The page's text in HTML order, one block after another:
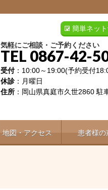
簡単ネッ
気軽にご相談・ご予約ください
TEL 0867-42-
受付：10:00～19:00(予約受付
休診：月曜日
住所 ：岡山県真庭市久世2860 駐
地図・アクセス 患者様の